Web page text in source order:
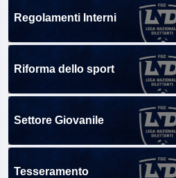
Regolamenti Interni
Riforma dello sport
Settore Giovanile
Tesseramento